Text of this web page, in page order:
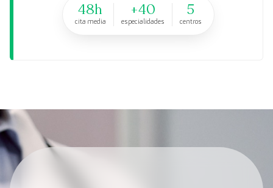
48h
cita media
+40
especialidades
5
centros